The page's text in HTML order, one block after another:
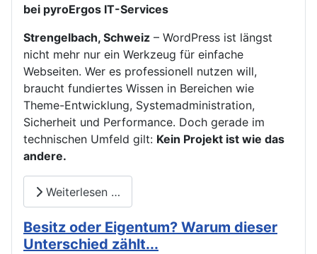
bei pyroErgos IT-Services
Strengelbach, Schweiz – WordPress ist längst
nicht mehr nur ein Werkzeug für einfache
Webseiten. Wer es professionell nutzen will,
braucht fundiertes Wissen in Bereichen wie
Theme-Entwicklung, Systemadministration,
Sicherheit und Performance. Doch gerade im
technischen Umfeld gilt: Kein Projekt ist wie das
andere.
Weiterlesen …
Besitz oder Eigentum? Warum dieser
Unterschied zählt...